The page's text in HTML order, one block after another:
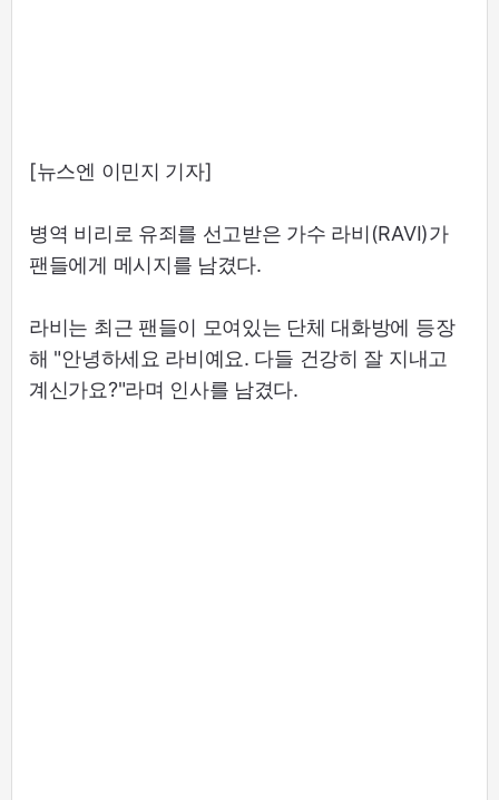
[뉴스엔 이민지 기자]
병역 비리로 유죄를 선고받은 가수 라비(RAVI)가
팬들에게 메시지를 남겼다.
라비는 최근 팬들이 모여있는 단체 대화방에 등장
해 "안녕하세요 라비예요. 다들 건강히 잘 지내고
계신가요?"라며 인사를 남겼다.